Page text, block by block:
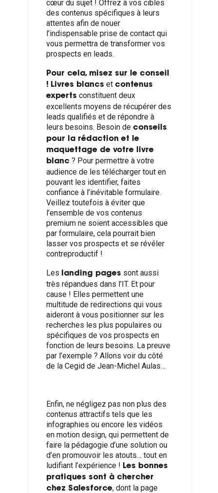
cœur du sujet ! Offrez à vos cibles
des contenus spécifiques à leurs
attentes afin de nouer
l’indispensable prise de contact qui
vous permettra de transformer vos
prospects en leads.
Pour cela, misez sur le conseil
! Livres blancs et contenus
experts constituent deux
excellents moyens de récupérer des
leads qualifiés et de répondre à
leurs besoins. Besoin de conseils
pour la rédaction et le
maquettage de votre livre
blanc? Pour permettre à votre
audience de les télécharger tout en
pouvant les identifier, faites
confiance à l’inévitable formulaire.
Veillez toutefois à éviter que
l’ensemble de vos contenus
premium ne soient accessibles que
par formulaire, cela pourrait bien
lasser vos prospects et se révéler
contreproductif !
Les landing pages sont aussi
très répandues dans l’IT. Et pour
cause ! Elles permettent une
multitude de redirections qui vous
aideront à vous positionner sur les
recherches les plus populaires ou
spécifiques de vos prospects en
fonction de leurs besoins. La preuve
par l’exemple ? Allons voir du côté
de la Cegid de Jean-Michel Aulas…
Enfin, ne négligez pas non plus des
contenus attractifs tels que les
infographies ou encore les vidéos
en motion design, qui permettent de
faire la pédagogie d’une solution ou
d’en promouvoir les atouts… tout en
ludifiant l’expérience ! Les bonnes
pratiques sont à chercher
chez Salesforce, dont la page